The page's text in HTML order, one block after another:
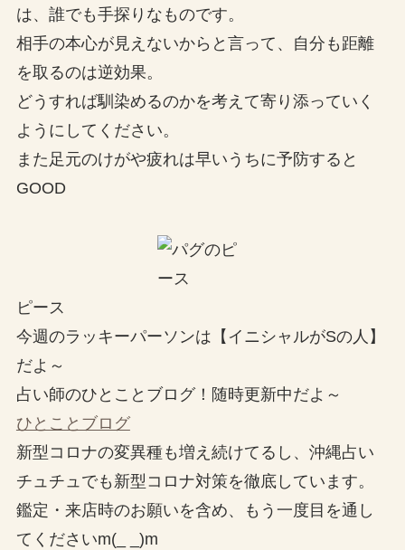
は、誰でも手探りなものです。
相手の本心が見えないからと言って、自分も距離
を取るのは逆効果。
どうすれば馴染めるのかを考えて寄り添っていく
ようにしてください。
また足元のけがや疲れは早いうちに予防すると
GOOD
ピース
今週のラッキーパーソンは【イニシャルがSの人】
だよ～
占い師のひとことブログ！随時更新中だよ～
ひとことブログ
新型コロナの変異種も増え続けてるし、沖縄占い
チュチュでも新型コロナ対策を徹底しています。
鑑定・来店時のお願いを含め、もう一度目を通し
てくださいm(_ _)m